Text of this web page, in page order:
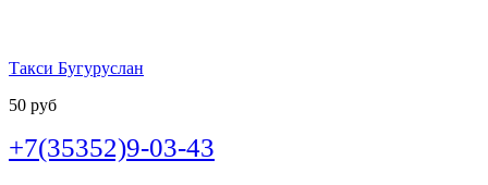
Такси Бугуруслан
50 руб
+7(35352)9-03-43